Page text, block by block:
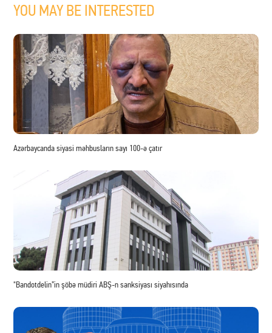
YOU MAY BE INTERESTED
Azərbaycanda siyasi məhbusların sayı 100-ə çatır
"Bandotdelin”in şöbə müdiri ABŞ-n sanksiyası siyahısında